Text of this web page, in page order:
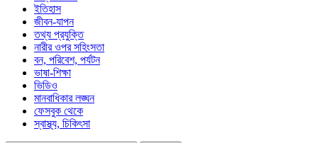
ইতিহাস
জীবন-যাপন
তথ্য প্রযুক্তি
নারীর ওপর সহিংসতা
বন, পরিবেশ, পর্যটন
ভাষা-শিক্ষা
ভিডিও
মানবাধিকার লঙ্ঘন
ফেসবুক থেকে
স্বাস্থ্য, চিকিৎসা